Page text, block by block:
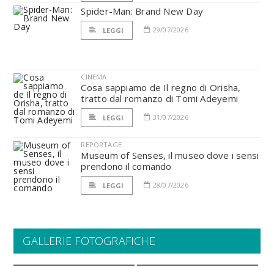
Spider-Man: Brand New Day
LEGGI 29/07/2026
CINEMA
Cosa sappiamo de Il regno di Orisha,
tratto dal romanzo di Tomi Adeyemi
LEGGI 31/07/2026
REPORTAGE
Museum of Senses, il museo dove i sensi
prendono il comando
LEGGI 28/07/2026
GALLERIE FOTOGRAFICHE